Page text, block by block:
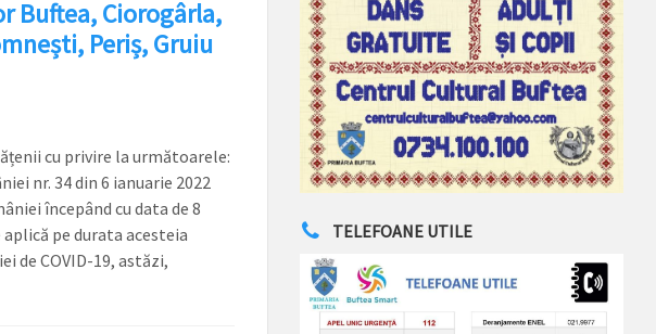
Buftea, Ciorogârla,
Periș, Gruiu
cu privire la următoarele:
nr. 34 din 6 ianuarie 2022
începând cu data de 8
pe durata acesteia
de COVID-19, astăzi,
TELEFOANE UTILE